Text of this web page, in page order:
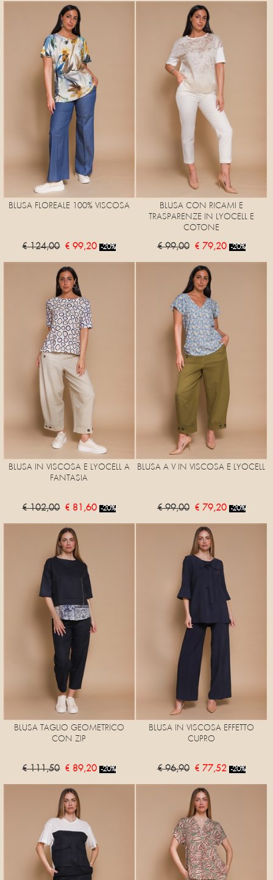
BLUSA FLOREALE 100% VISCOSA
€ 124,00 € 99,20 -20%
BLUSA CON RICAMI E
TRASPARENZE IN LYOCELL E
COTONE
€ 99,00 € 79,20 -20%
BLUSA IN VISCOSA E LYOCELL A
FANTASIA
€ 102,00 € 81,60 -20%
BLUSA A V IN VISCOSA E LYOCELL
€ 99,00 € 79,20 -20%
BLUSA TAGLIO GEOMETRICO
CON ZIP
€ 111,50 € 89,20 -20%
BLUSA IN VISCOSA EFFETTO
CUPRO
€ 96,90 € 77,52 -20%